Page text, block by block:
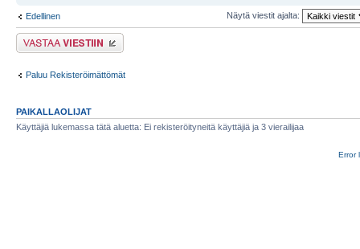
Edellinen Näytä viestit ajalta:
Lähetä vastaus
Paluu Rekisteröimättömät
PAIKALLAOLIJAT
Käyttäjiä lukemassa tätä aluetta: Ei rekisteröityneitä käyttäjiä ja 3 vierailijaa
Error